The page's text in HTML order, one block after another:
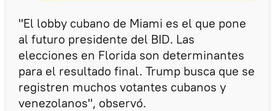
"El lobby cubano de Miami es el que pone
al futuro presidente del BID. Las
elecciones en Florida son determinantes
para el resultado final. Trump busca que se
registren muchos votantes cubanos y
venezolanos", observó.